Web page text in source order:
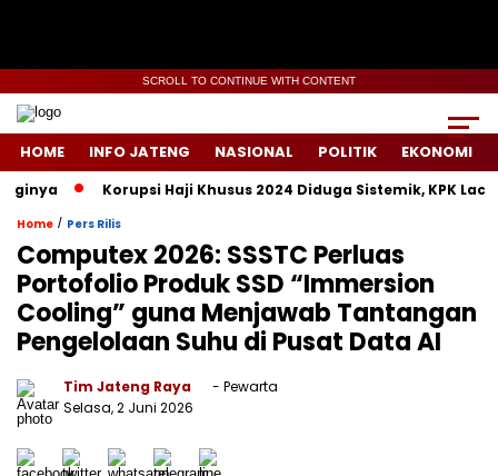
SCROLL TO CONTINUE WITH CONTENT
HOME INFO JATENG NASIONAL POLITIK EKONOMI
Korupsi Haji Khusus 2024 Diduga Sistemik, KPK Lacak
Home / Pers Rilis
Computex 2026: SSSTC Perluas
Portofolio Produk SSD “Immersion
Cooling” guna Menjawab Tantangan
Pengelolaan Suhu di Pusat Data AI
Tim Jateng Raya
- Pewarta
Selasa, 2 Juni 2026